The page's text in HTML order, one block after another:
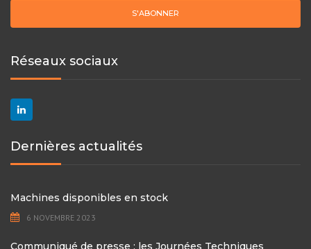
Réseaux sociaux
Dernières actualités
Machines disponibles en stock
6 NOVEMBRE 2023
Communiqué de presse : les Journées Techniques